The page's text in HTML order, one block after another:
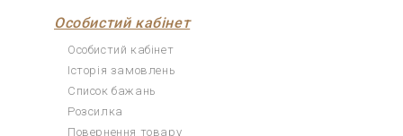
Особистий кабінет
Особистий кабінет
Історія замовлень
Список бажань
Розсилка
Повернення товару